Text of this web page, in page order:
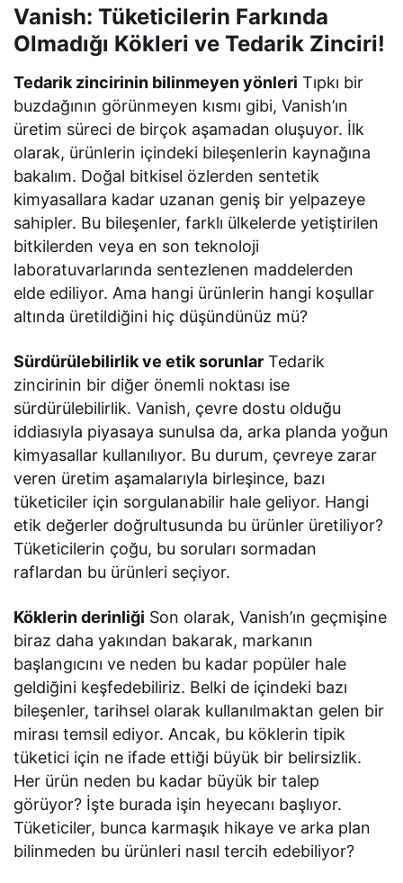
Vanish: Tüketicilerin Farkında
Olmadığı Kökleri ve Tedarik Zinciri!
Tedarik zincirinin bilinmeyen yönleri Tıpkı bir
buzdağının görünmeyen kısmı gibi, Vanish’ın
üretim süreci de birçok aşamadan oluşuyor. İlk
olarak, ürünlerin içindeki bileşenlerin kaynağına
bakalım. Doğal bitkisel özlerden sentetik
kimyasallara kadar uzanan geniş bir yelpazeye
sahipler. Bu bileşenler, farklı ülkelerde yetiştirilen
bitkilerden veya en son teknoloji
laboratuvarlarında sentezlenen maddelerden
elde ediliyor. Ama hangi ürünlerin hangi koşullar
altında üretildiğini hiç düşündünüz mü?
Sürdürülebilirlik ve etik sorunlar Tedarik
zincirinin bir diğer önemli noktası ise
sürdürülebilirlik. Vanish, çevre dostu olduğu
iddiasıyla piyasaya sunulsa da, arka planda yoğun
kimyasallar kullanılıyor. Bu durum, çevreye zarar
veren üretim aşamalarıyla birleşince, bazı
tüketiciler için sorgulanabilir hale geliyor. Hangi
etik değerler doğrultusunda bu ürünler üretiliyor?
Tüketicilerin çoğu, bu soruları sormadan
raflardan bu ürünleri seçiyor.
Köklerin derinliği Son olarak, Vanish’ın geçmişine
biraz daha yakından bakarak, markanın
başlangıcını ve neden bu kadar popüler hale
geldiğini keşfedebiliriz. Belki de içindeki bazı
bileşenler, tarihsel olarak kullanılmaktan gelen bir
mirası temsil ediyor. Ancak, bu köklerin tipik
tüketici için ne ifade ettiği büyük bir belirsizlik.
Her ürün neden bu kadar büyük bir talep
görüyor? İşte burada işin heyecanı başlıyor.
Tüketiciler, bunca karmaşık hikaye ve arka plan
bilinmeden bu ürünleri nasıl tercih edebiliyor?